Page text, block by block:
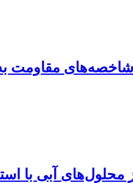
شاخصه‌های مقاومت
آبی با